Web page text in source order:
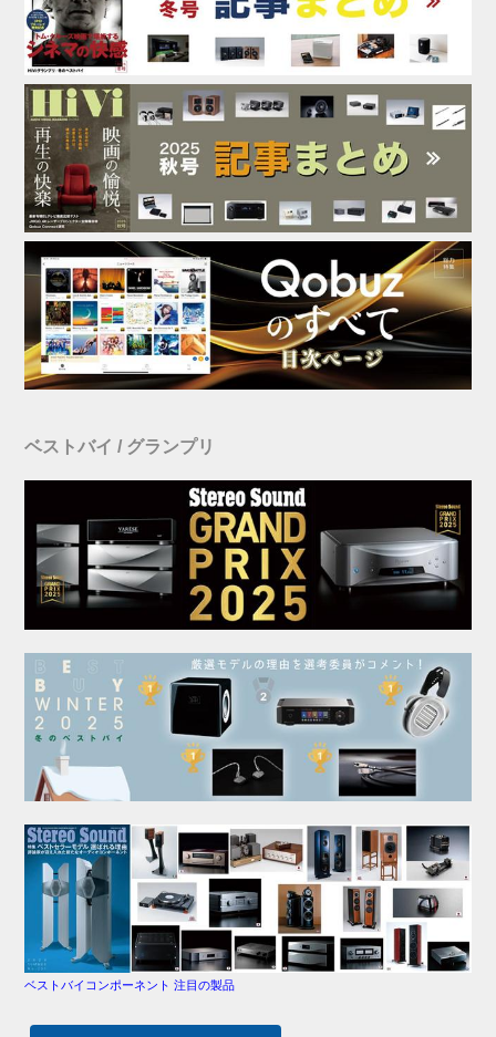
ベストバイ / グランプリ
ベストバイコンポーネント 注目の製品